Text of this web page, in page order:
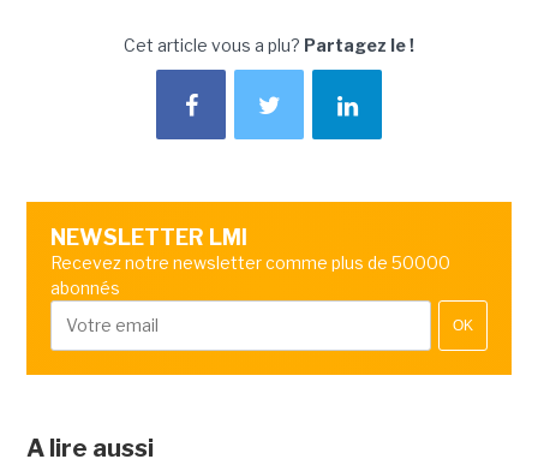
Cet article vous a plu? Partagez le !
NEWSLETTER LMI
Recevez notre newsletter comme plus de 50000
abonnés
OK
A lire aussi